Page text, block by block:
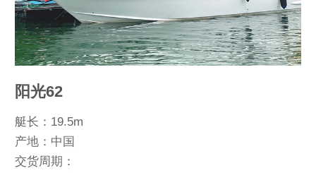
阳光62
艇长：19.5m
产地：中国
交货周期：